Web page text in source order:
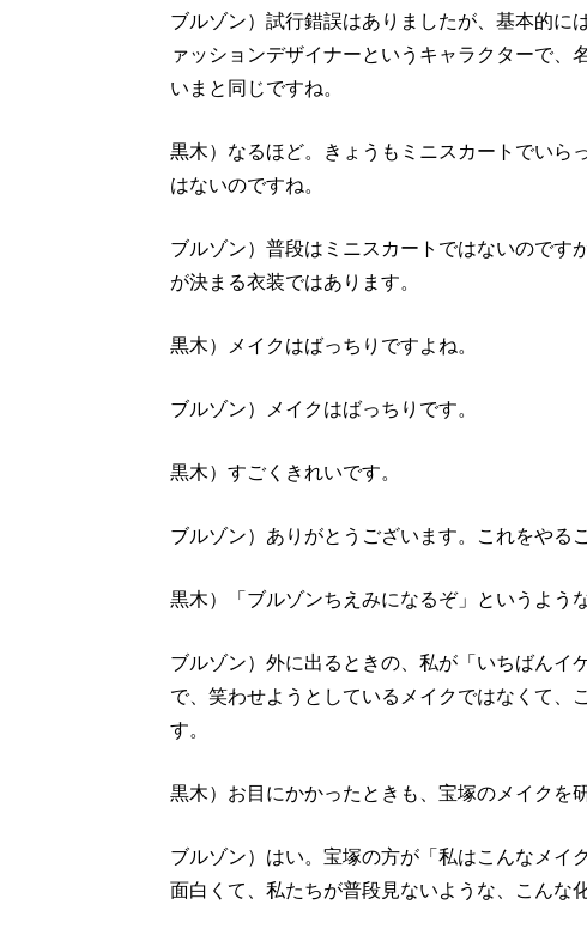
ブルゾン）試行錯誤はありましたが、基本的に
ァッションデザイナーというキャラクターで、
いまと同じですね。
黒木）なるほど。きょうもミニスカートでいら
はないのですね。
ブルゾン）普段はミニスカートではないのです
が決まる衣装ではあります。
黒木）メイクはばっちりですよね。
ブルゾン）メイクはばっちりです。
黒木）すごくきれいです。
ブルゾン）ありがとうございます。これをやる
黒木）「ブルゾンちえみになるぞ」というよう
ブルゾン）外に出るときの、私が「いちばんイ
で、笑わせようとしているメイクではなくて、
す。
黒木）お目にかかったときも、宝塚のメイクを
ブルゾン）はい。宝塚の方が「私はこんなメイ
面白くて、私たちが普段見ないような、こんな